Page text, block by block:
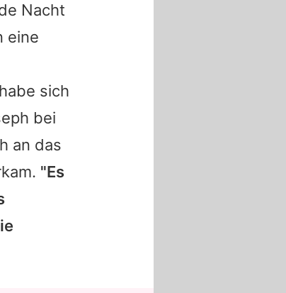
Nacht
eine
sich
bei
an das
"Es